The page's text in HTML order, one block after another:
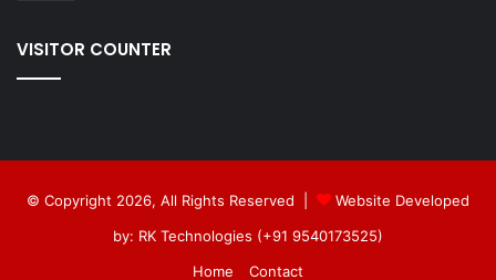
VISITOR COUNTER
© Copyright 2026, All Rights Reserved |
Website Developed
by: RK Technologies (+91 9540173525)
Home
Contact